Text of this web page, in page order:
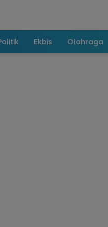
Ekbis Olahraga